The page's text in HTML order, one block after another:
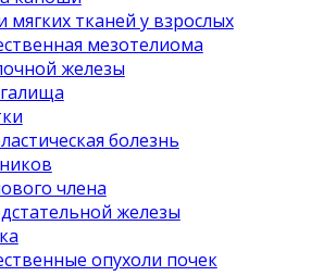
мягких тканей у взрослых
мезотелиома
железы
болезнь
члена
железы
опухоли почек